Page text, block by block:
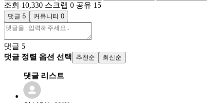
조회 10,330 스크랩 0 공유 15
댓글 5 커뮤니티 0
댓글 5
댓글 정렬 옵션 선택
추천순 최신순
댓글 리스트